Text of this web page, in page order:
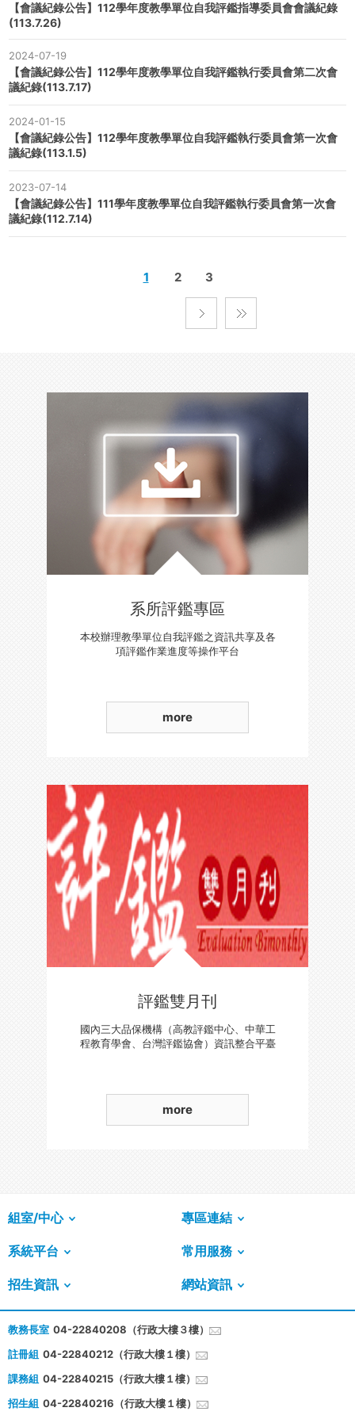
【會議紀錄公告】112學年度教學單位自我評鑑指導委員會會議紀錄
(113.7.26)
2024-07-19
【會議紀錄公告】112學年度教學單位自我評鑑執行委員會第二次會
議紀錄(113.7.17)
2024-01-15
【會議紀錄公告】112學年度教學單位自我評鑑執行委員會第一次會
議紀錄(113.1.5)
2023-07-14
【會議紀錄公告】111學年度教學單位自我評鑑執行委員會第一次會
議紀錄(112.7.14)
1 2 3
系所評鑑專區
本校辦理教學單位自我評鑑之資訊共享及各
項評鑑作業進度等操作平台
more
評鑑雙月刊
國內三大品保機構（高教評鑑中心、中華工
程教育學會、台灣評鑑協會）資訊整合平臺
more
組室/中心 專區連結
系統平台 常用服務
招生資訊 網站資訊
教務長室 04-22840208（行政大樓３樓）
註冊組 04-22840212（行政大樓１樓）
課務組 04-22840215（行政大樓１樓）
招生組 04-22840216（行政大樓１樓）